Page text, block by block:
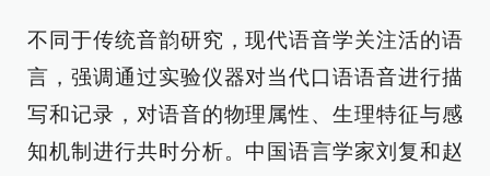
不同于传统音韵研究，现代语音学关注活的语
言，强调通过实验仪器对当代口语语音进行描
写和记录，对语音的物理属性、生理特征与感
知机制进行共时分析。中国语言学家刘复和赵